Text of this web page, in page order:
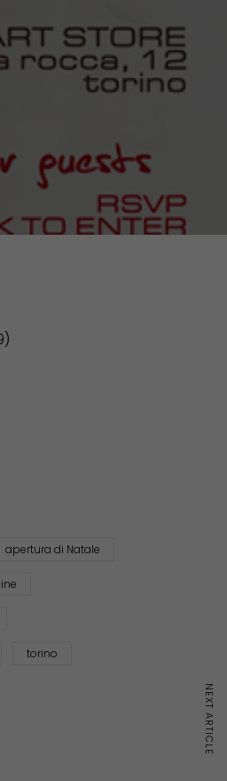
NEXT ARTICLE
apertura di Natale
torino